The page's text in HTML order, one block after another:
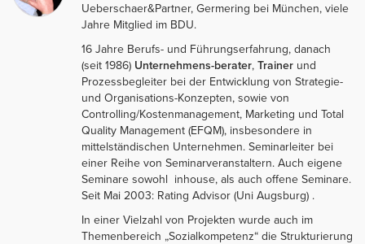
Ueberschaer&Partner, Germering bei München, viele
Jahre Mitglied im BDU.
16 Jahre Berufs- und Führungserfahrung, danach
(seit 1986) Unternehmens-berater, Trainer und
Prozessbegleiter bei der Entwicklung von Strategie-
und Organisations-Konzepten, sowie von
Controlling/Kostenmanagement, Marketing und Total
Quality Management (EFQM), insbesondere in
mittelständischen Unternehmen. Seminarleiter bei
einer Reihe von Seminarveranstaltern. Auch eigene
Seminare sowohl inhouse, als auch offene Seminare.
Seit Mai 2003: Rating Advisor (Uni Augsburg) .
In einer Vielzahl von Projekten wurde auch im
Themenbereich „Sozialkompetenz“ die Strukturierung